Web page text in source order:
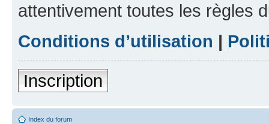
attentivement toutes les règles
Conditions d’utilisation |
Inscription
Index du forum